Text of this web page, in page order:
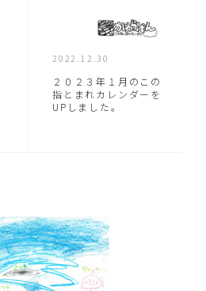
2022.12.30
２０２３年１月のこの
指とまれカレンダーを
UPしました。